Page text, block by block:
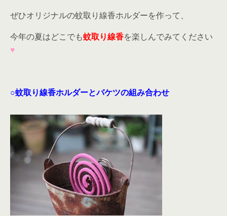
ぜひオリジナルの蚊取り線香ホルダーを作って、
今年の夏はどこでも蚊取り線香を楽しんでみてください
♥
○蚊取り線香ホルダーとバケツの組み合わせ